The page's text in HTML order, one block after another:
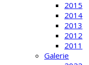
2015
2014
2013
2012
2011
Galerie